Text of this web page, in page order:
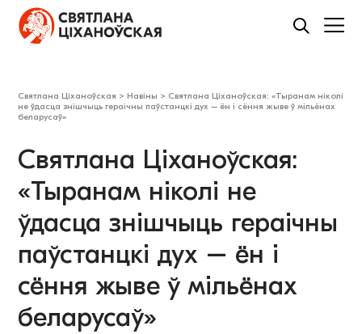
Святлана Ціханоўская > Навіны > Святлана Ціханоўская: «Тыранам ніколі
не ўдасца знішчыць гераічны паўстанцкі дух – ён і сёння жыве ў мільёнах
беларусаў»
Святлана Ціханоўская:
«Тыранам ніколі не
ўдасца знішчыць гераічны
паўстанцкі дух – ён і
сёння жыве ў мільёнах
беларусаў»